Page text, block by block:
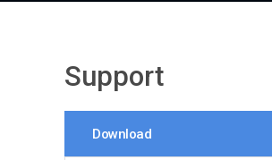
Support
Download